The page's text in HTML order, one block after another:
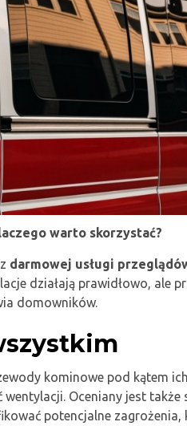
warto skorzystać?
darmowej usługi
działają prawidłowo, ale
domowników.
kominowe pod kątem
Oceniany jest
potencjalne zagrożenia,